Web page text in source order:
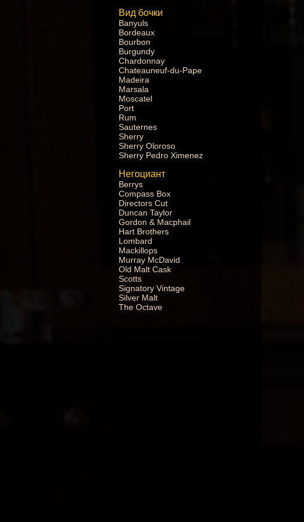
Вид бочки
Banyuls
Bordeaux
Bourbon
Burgundy
Chardonnay
Chateauneuf-du-Pape
Madeira
Marsala
Moscatel
Port
Rum
Sauternes
Sherry
Sherry Oloroso
Sherry Pedro Ximenez
Негоциант
Berrys
Compass Box
Directors Cut
Duncan Taylor
Gordon & Macphail
Hart Brothers
Lombard
Mackillops
Murray McDavid
Old Malt Cask
Scotts
Signatory Vintage
Silver Malt
The Octave